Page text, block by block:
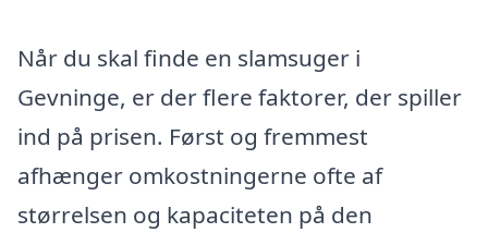
Når du skal finde en slamsuger i
Gevninge, er der flere faktorer, der spiller
ind på prisen. Først og fremmest
afhænger omkostningerne ofte af
størrelsen og kapaciteten på den